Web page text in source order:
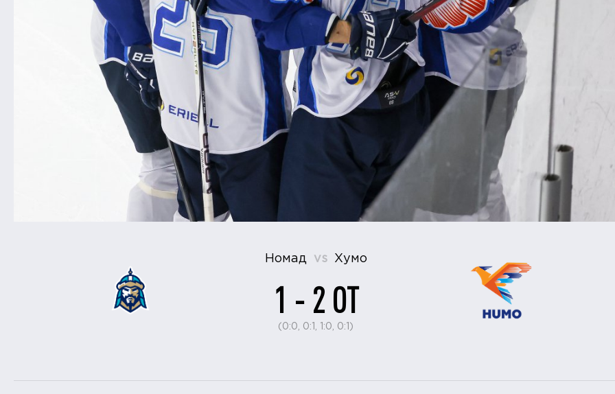
Номад vs Хумо
1 - 2 ОТ
(0:0, 0:1, 1:0, 0:1)